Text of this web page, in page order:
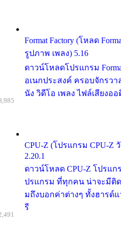
Format Factory (โหลด
รูปภาพ เพลง) 5.16
ดาวน์โหลดโปรแกรม
อเนกประสงค์ ครอบจักรว
นัง วิดีโอ เพลง ไฟล์เสียงออ
CPU-Z (โปรแกรม CPU-Z
2.20.1
ดาวน์โหลด CPU-Z โปรแก
ปรแกรม ที่ทุกคน น่าจะมีติด
มถึงบอกค่าต่างๆ ทั้งฮารด์
รี